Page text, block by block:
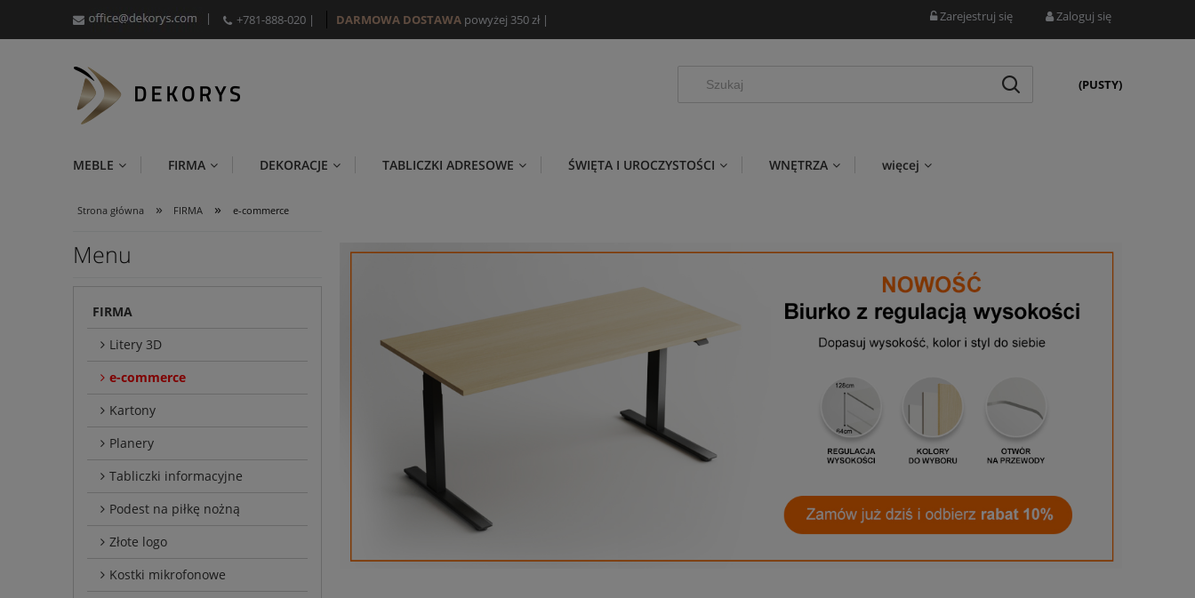
| +781-888-020 | DARMOWA DOSTAWA powyżej 350 zł| Zarejestruj się Zaloguj się
(PUSTY)
MEBLE FIRMA DEKORACJE TABLICZKI ADRESOWE ŚWIĘTA I UROCZYSTOŚCI WNĘTRZA więcej
Strona główna » FIRMA » e-commerce
Menu
FIRMA
Litery 3D
e-commerce
Kartony
Planery
Tabliczki informacyjne
Podest na piłkę nożną
Złote logo
Kostki mikrofonowe